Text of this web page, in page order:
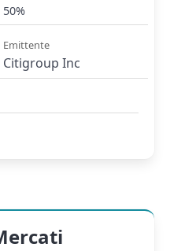
50%
Emittente
Citigroup Inc